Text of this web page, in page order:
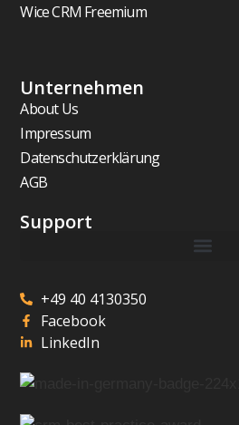
Wice CRM Freemium
Unternehmen
About Us
Impressum
Datenschutzerklärung
AGB
Support
+49 40 4130350
Facebook
LinkedIn